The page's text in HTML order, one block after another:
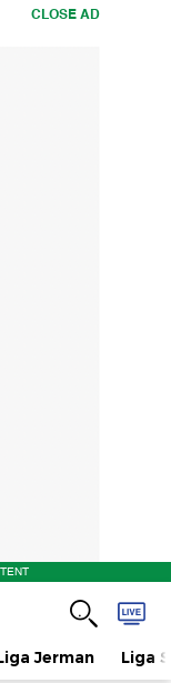
CLOSE AD
Jerman Liga